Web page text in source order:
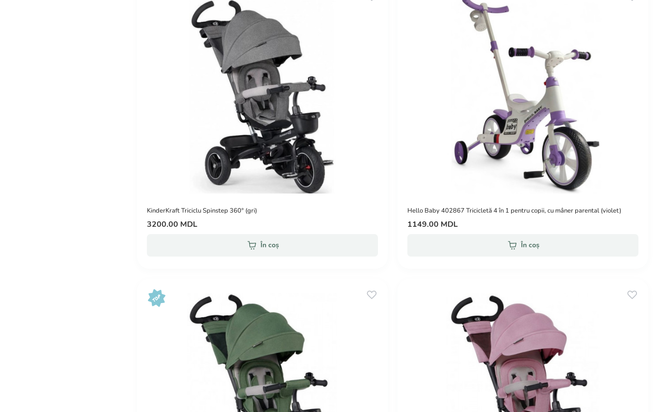
KinderKraft Triciclu Spinstep 360° (gri)
3200.00 MDL
În coș
Hello Baby 402867 Tricicletă 4 în 1 pentru copii, cu mâner parental (violet)
1149.00 MDL
În coș